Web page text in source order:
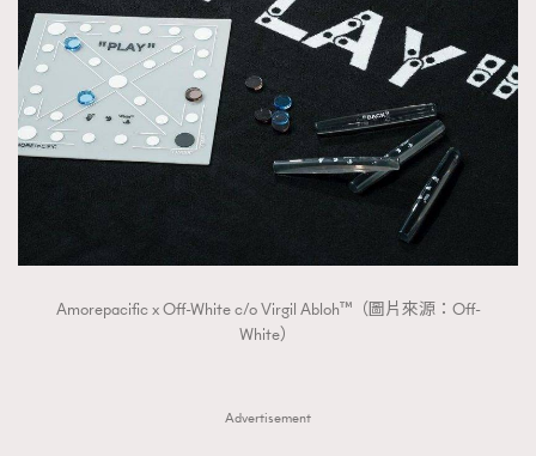
Amorepacific x Off-White c/o Virgil Abloh™（圖片來源：Off-
White）
Advertisement